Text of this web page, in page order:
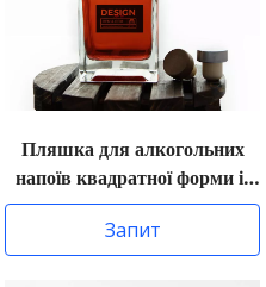
Пляшка для алкогольних
напоїв квадратної форми із
суперфлінтового скла.
Верхня пробка
Запит